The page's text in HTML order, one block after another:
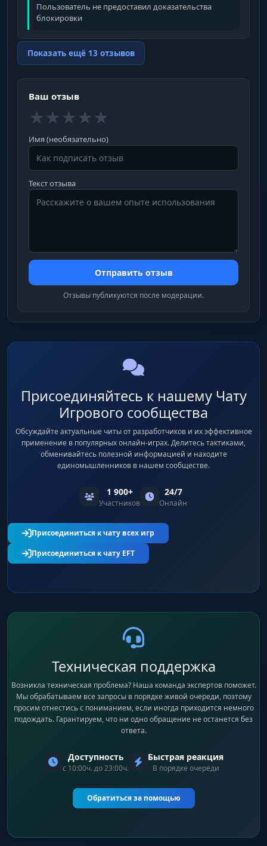
Пользователь не предоставил доказательства
блокировки
Показать ещё 13 отзывов
Ваш отзыв
★★★★★
Имя (необязательно)
Текст отзыва
Отправить отзыв
Отзывы публикуются после модерации.
Присоединяйтесь к нашему Чату
Игрового сообщества
Обсуждайте актуальные читы от разработчиков и их эффективное
применение в популярных онлайн-играх. Делитесь тактиками,
обменивайтесь полезной информацией и находите
единомышленников в нашем сообществе.
1 900+
Участников
24/7
Онлайн
Присоединиться к чату всех игр
Присоединиться к чату EFT
Техническая поддержка
Возникла техническая проблема? Наша команда экспертов поможет.
Мы обрабатываем все запросы в порядке живой очереди, поэтому
просим отнестись с пониманием, если иногда приходится немного
подождать. Гарантируем, что ни одно обращение не останется без
ответа.
Доступность
с 10:00ч. до 23:00ч.
Быстрая реакция
В порядке очереди
Обратиться за помощью